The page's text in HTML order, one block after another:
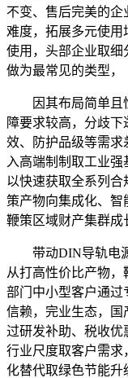
不变、售后完美的
难度，拓展多元使
使用，头部企业取
做为最常见的类型，
因其布局简单且性
障要求较高，分歧
效、防护品级等需
入高端制制取工业
以快速获取全系列
策产物向集成化、智
鞭策区域财产集群成
带动DIN导轨电源
从打高性价比产物，
部门中小型客户通过
信赖，完业生态，国
过研发补助、税收优
行业尺度取客户需
化替代取绿色节能升